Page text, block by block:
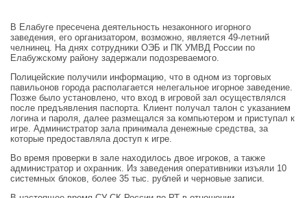
В Елабуге пресечена деятельность незаконного игорного
заведения, его организатором, возможно, является 49-летний
челнинец. На днях сотрудники ОЭБ и ПК УМВД России по
Елабужскому району задержали подозреваемого.
Полицейские получили информацию, что в одном из торговых
павильонов города располагается нелегальное игорное заведение.
Позже было установлено, что вход в игровой зал осуществлялся
после предъявления паспорта. Клиент получал талон с указанием
логина и пароля, далее размещался за компьютером и приступал к
игре. Администратор зала принимала денежные средства, за
которые предоставляла доступ к игре.
Во время проверки в зале находилось двое игроков, а также
администратор и охранник. Из заведения оперативники изъяли 10
системных блоков, более 35 тыс. рублей и черновые записи.